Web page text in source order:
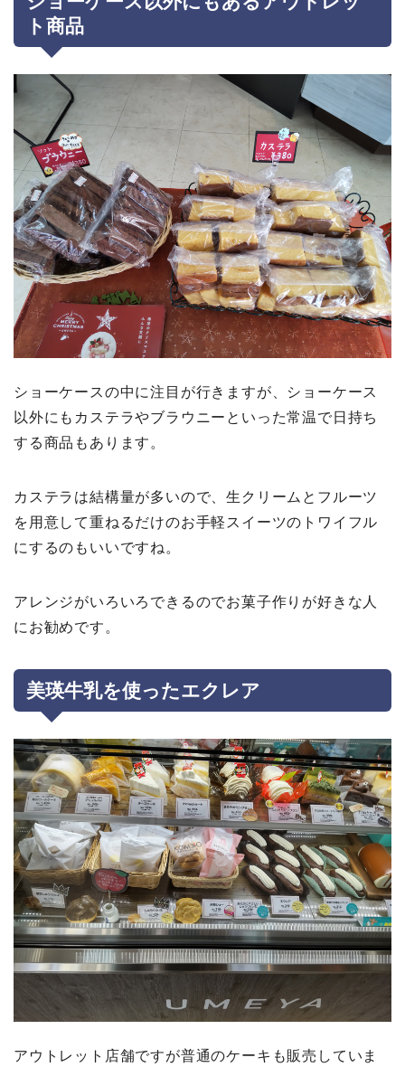
ト商品
ショーケースの中に注目が行きますが、ショーケース
以外にもカステラやブラウニーといった常温で日持ち
する商品もあります。
カステラは結構量が多いので、生クリームとフルーツ
を用意して重ねるだけのお手軽スイーツのトワイフル
にするのもいいですね。
アレンジがいろいろできるのでお菓子作りが好きな人
にお勧めです。
美瑛牛乳を使ったエクレア
アウトレット店舗ですが普通のケーキも販売していま